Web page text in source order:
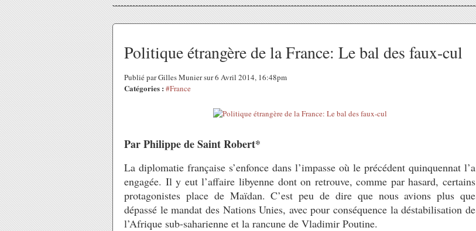
Politique étrangère de la France: Le bal des faux-cul
Publié par Gilles Munier sur 6 Avril 2014, 16:48pm
Catégories : #France
Par Philippe de Saint Robert*
La diplomatie française s’enfonce dans l’impasse où le précédent quinquennat l’a
engagée. Il y eut l’affaire libyenne dont on retrouve, comme par hasard, certains
protagonistes place de Maïdan. C’est peu de dire que nous avions plus que
dépassé le mandat des Nations Unies, avec pour conséquence la déstabilisation de
l’Afrique sub-saharienne et la rancune de Vladimir Poutine.